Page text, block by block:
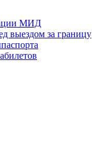
МИД
выездом за границу